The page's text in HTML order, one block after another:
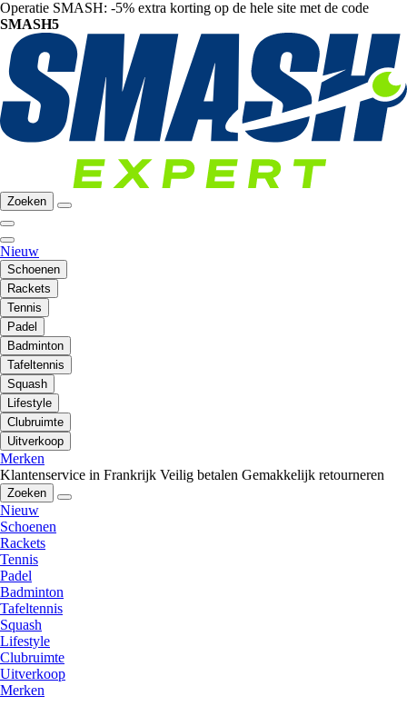
Operatie SMASH: -5% extra korting op de hele site met de code
SMASH5
Zoeken
Nieuw
Schoenen
Rackets
Tennis
Padel
Badminton
Tafeltennis
Squash
Lifestyle
Clubruimte
Uitverkoop
Merken
Klantenservice in Frankrijk Veilig betalen Gemakkelijk retourneren
Zoeken
Nieuw
Schoenen
Rackets
Tennis
Padel
Badminton
Tafeltennis
Squash
Lifestyle
Clubruimte
Uitverkoop
Merken